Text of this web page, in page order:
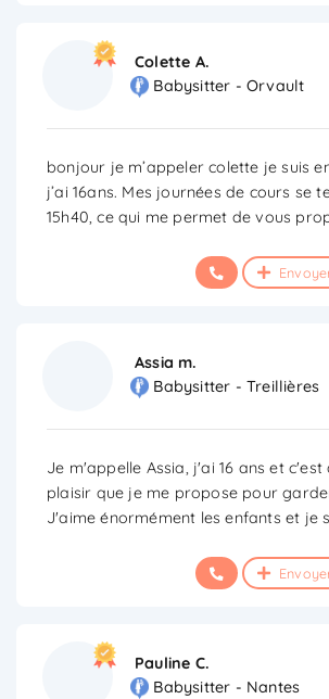
Colette A.
Babysitter - Orvault
bonjour je m’appeler colette je suis
j’ai 16ans. Mes journées de cours se
15h40, ce qui me permet de vous
Assia m.
Babysitter - Treillières
Je m'appelle Assia, j'ai 16 ans et
plaisir que je me propose pour
J'aime énormément les enfants et je
Pauline C.
Babysitter - Nantes